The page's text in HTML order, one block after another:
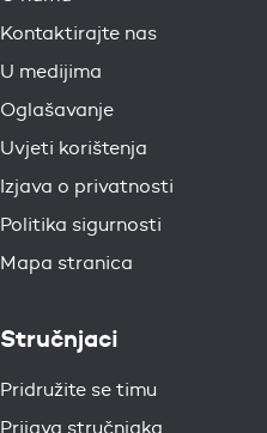
Kontaktirajte nas
U medijima
Oglašavanje
Uvjeti korištenja
Izjava o privatnosti
Politika sigurnosti
Mapa stranica
Stručnjaci
Pridružite se timu
Prijava stručnjaka